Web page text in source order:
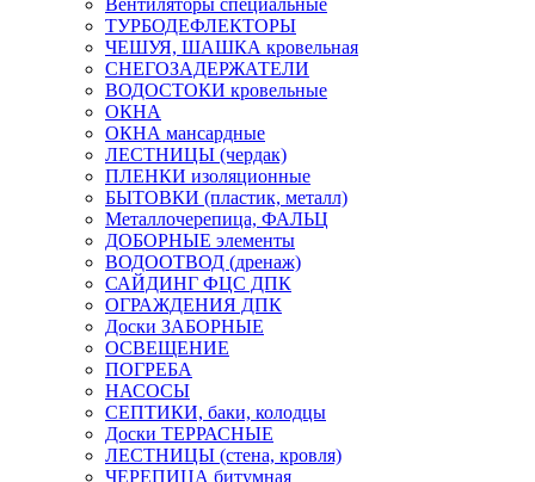
Вентиляторы специальные
ТУРБОДЕФЛЕКТОРЫ
ЧЕШУЯ, ШАШКА кровельная
СНЕГОЗАДЕРЖАТЕЛИ
ВОДОСТОКИ кровельные
ОКНА
ОКНА мансардные
ЛЕСТНИЦЫ (чердак)
ПЛЕНКИ изоляционные
БЫТОВКИ (пластик, металл)
Металлочерепица, ФАЛЬЦ
ДОБОРНЫЕ элементы
ВОДООТВОД (дренаж)
САЙДИНГ ФЦС ДПК
ОГРАЖДЕНИЯ ДПК
Доски ЗАБОРНЫЕ
ОСВЕЩЕНИЕ
ПОГРЕБА
НАСОСЫ
СЕПТИКИ, баки, колодцы
Доски ТЕРРАСНЫЕ
ЛЕСТНИЦЫ (стена, кровля)
ЧЕРЕПИЦА битумная